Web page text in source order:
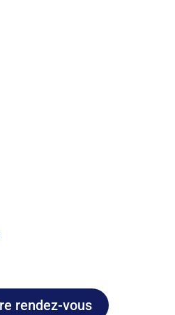
rendez-vous